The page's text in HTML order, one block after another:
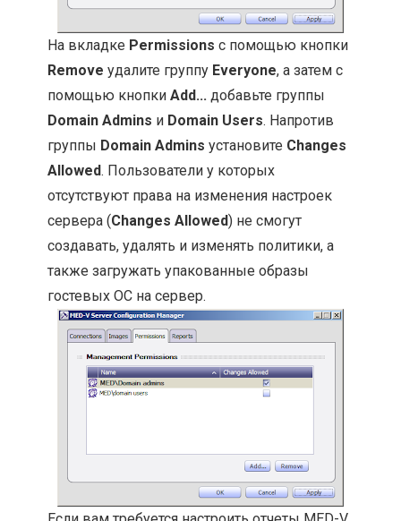
На вкладке Permissions с помощью кнопки
Remove удалите группу Everyone, а затем с
помощью кнопкиAdd... добавьте группы
Domain Admins и Domain Users. Напротив
группы Domain Admins установите Changes
Allowed. Пользователи у которых
отсутствуют права на изменения настроек
сервера (Changes Allowed) не смогут
создавать, удалять и изменять политики, а
также загружать упакованные образы
гостевых ОС на сервер.